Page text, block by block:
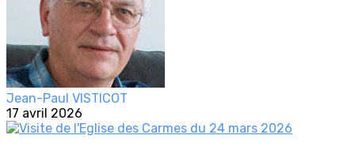
Jean-Paul VISTICOT
17 avril 2026